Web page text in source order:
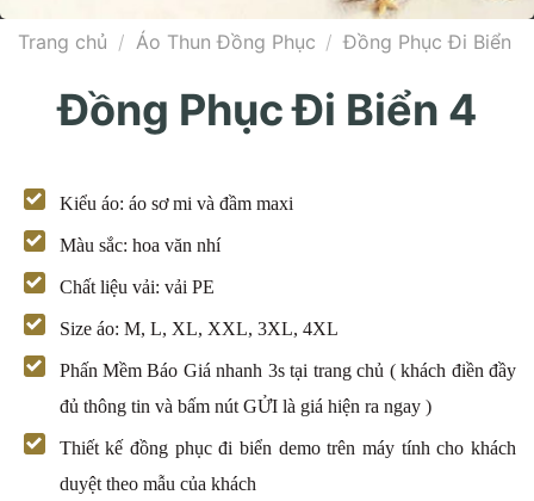
Trang chủ / Áo Thun Đồng Phục / Đồng Phục Đi Biển
Đồng Phục Đi Biển 4
Kiểu áo: áo sơ mi và đầm maxi
Màu sắc: hoa văn nhí
Chất liệu vải: vải PE
Size áo: M, L, XL, XXL, 3XL, 4XL
Phấn Mềm Báo Giá nhanh 3s tại trang chủ ( khách điền đầy
đủ thông tin và bấm nút GỬI là giá hiện ra ngay )
Thiết kế đồng phục đi biển demo trên máy tính cho khách
duyệt theo mẫu của khách